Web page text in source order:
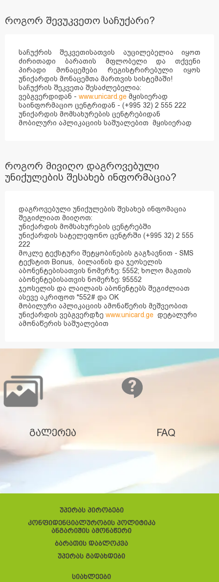
როგორ შევუკვეთო საჩუქარი?
საჩუქრის შეკვეთისათვის აუცილებელია იყოთ
ძირითადი ბარათის მფლობელი და თქვენი
პირადი მონაცემები რეგისტრირებული იყოს
უნიქარდის მონაცემთა მართვის სისტემაში!
საჩუქრის შეკვეთა შესაძლებელია:
ვებგვერდიდან - www.unicard.ge მყისიერად
საინფორმაციო ცენტრიდან - (+995 32) 2 555 222
უნიქარდის მომსახურების ცენტრებიდან
მობილური აპლიკაციის საშუალებით მყისიერად
როგორ მივიღო დაგროვებული
უნიქულების შესახებ ინფორმაცია?
დაგროვებული უნიქულების შესახებ ინფომაცია
შეგიძლიათ მიიღოთ:
უნიქარდის მომსახურების ცენტრებში
უნიქარდის სატელეფონო ცენტრში (+995 32) 2 555
222
მოკლე ტექსტური შეტყობინების გაგზავნით - SMS
ტექსტით Bonus, ბილაინის და ჯეოსელის
აბონენტებისათვის ნომერზე: 5552; ხოლო მაგთის
აბონენტებისათვის ნომერზე: 95552
ჯეოსელის და ლაილაის აბონენტებს შეგიძლიათ
ასევე აკრიფოთ *552# და OK
მობილური აპლიკაციის ამონაწერის მეშვეობით
უნიქარდის ვებგვერდზე www.unicard.ge დეტალური
ამონაწერის საშუალებით
გალერეა FAQ
უპერას პირობები
კონფიდენციალურობის პოლიტიკა
ანგარიშის ამონაწერი
ბარათის დაბლოკვა
უპერას გადახდები
სიახლეები